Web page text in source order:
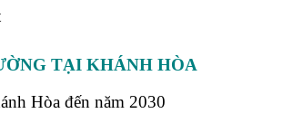
TẠI KHÁNH HÒA
Hòa đến năm 2030